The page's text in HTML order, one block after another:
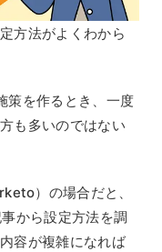
方法がよくわから
策を作るとき、一度
も多いのではない
）の場合だと、
から設定方法を調
容が複雑になれば